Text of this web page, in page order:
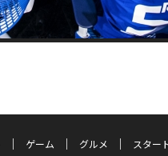
ゲーム グルメ スター